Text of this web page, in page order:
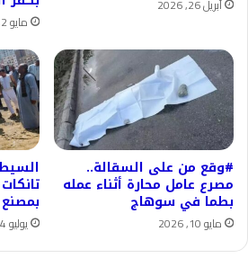
أبريل 26, 2026
مايو 2, 2026
#وقع من على السقالة..
مصرع عامل محارة أثناء عمله
بطما في سوهاج
مايو 10, 2026 يوليو 4, 2026